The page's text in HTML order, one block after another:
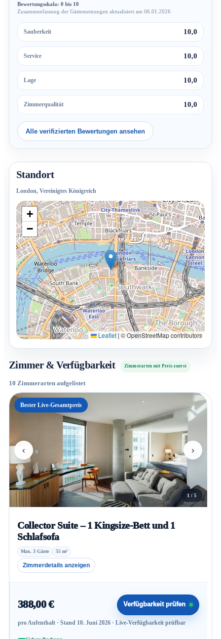
Bewertungsskala: 0 bis 10
Zusammenfassung der Gästemeinungen aktualisiert am 06.01.2026
Sauberkeit 10,0
Service 10,0
Lage 10,0
Zimmerqualität 10,0
Alle verifizierten Bewertungen ansehen
Standort
London, Vereinigtes Königreich
+
−
Leaflet | © OpenStreetMap contributors
Zimmer & Verfügbarkeit Zimmerarten mit Preis zuerst
10 Zimmerarten aufgelistet
Bester Live-Gesamtpreis
‹ ›
1 / 5
Collector Suite – 1 Kingsize-Bett und 1
Schlafsofa
Max. 3 Gäste 55 m²
Zimmerdetails anzeigen
388,00 €
pro Aufenthalt · Stand 10. Juni 2026 · Live-Verfügbarkeit prüfbar
Verfügbarkeit prüfen